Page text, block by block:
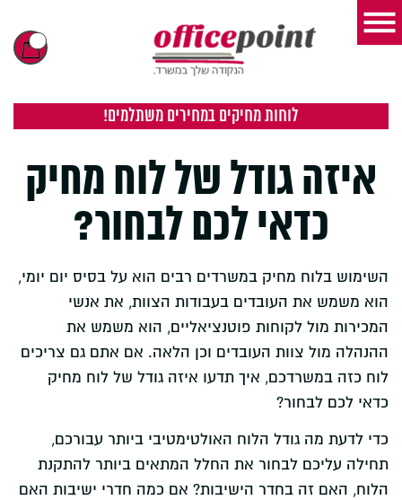
לוחות מחיקים במחירים משתלמים!
איזה גודל של לוח מחיק
כדאי לכם לבחור?
השימוש בלוח מחיק במשרדים רבים הוא על בסיס יום יומי,
הוא משמש את העובדים בעבודות הצוות, את אנשי
המכירות מול לקוחות פוטנציאליים, הוא משמש את
ההנהלה מול צוות העובדים וכן הלאה. אם אתם גם צריכים
לוח כזה במשרדכם, איך תדעו איזה גודל של לוח מחיק
כדאי לכם לבחור?
כדי לדעת מה גודל הלוח האולטימטיבי ביותר עבורכם,
תחילה עליכם לבחור את החלל המתאים ביותר להתקנת
הלוח, האם זה בחדר הישיבות? אם כמה חדרי ישיבות האם